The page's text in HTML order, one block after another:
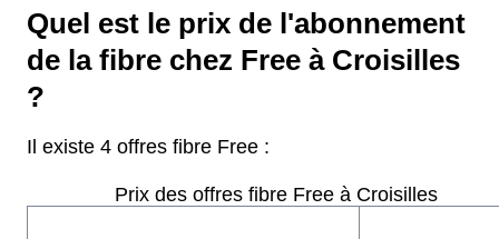
Quel est le prix de l'abonnement
de la fibre chez Free à Croisilles
?
Il existe 4 offres fibre Free :
Prix des offres fibre Free à Croisilles